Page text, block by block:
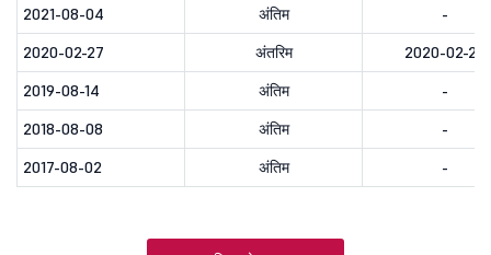
2021-08-04
अंतिम
-
2020-02-27
अंतरिम
2020-02-29
2019-08-14
अंतिम
-
2018-08-08
अंतिम
-
2017-08-02
अंतिम -